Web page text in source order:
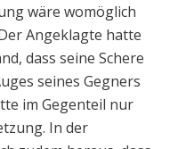
wäre womöglich
Angeklagte hatte
dass seine Schere
seines Gegners
im Gegenteil nur
In der